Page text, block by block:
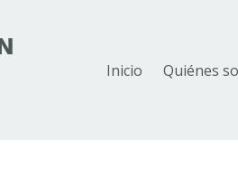
Inicio Quiénes